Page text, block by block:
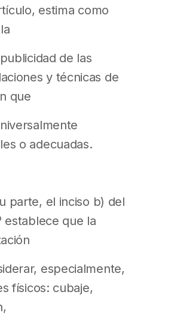
estima como
de las
y técnicas de
que
o adecuadas.
parte, el inciso b) del
establece que la
especialmente,
físicos: cubaje,